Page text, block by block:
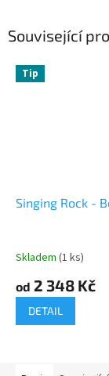
Související
Tip
Singing Rock -
Skladem (1 ks)
od 2 348 Kč
DETAIL